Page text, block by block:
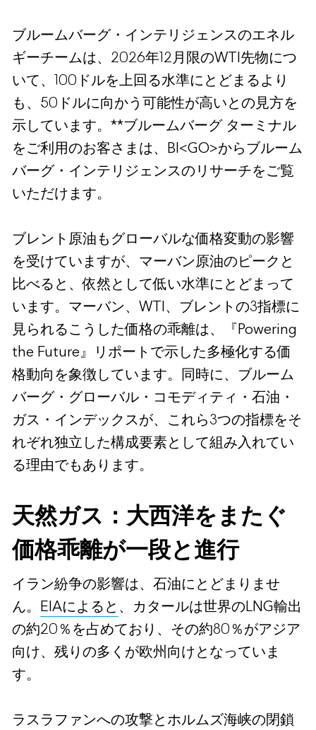
ブルームバーグ・インテリジェンスのエネル
ギーチームは、2026年12月限のWTI先物につ
いて、100ドルを上回る水準にとどまるより
も、50ドルに向かう可能性が高いとの見方を
示しています。**ブルームバーグ ターミナル
をご利用のお客さまは、BI<GO>からブルーム
バーグ・インテリジェンスのリサーチをご覧
いただけます。
ブレント原油もグローバルな価格変動の影響
を受けていますが、マーバン原油のピークと
比べると、依然として低い水準にとどまって
います。マーバン、WTI、ブレントの3指標に
見られるこうした価格の乖離は、『Powering
the Future』リポートで示した多極化する価
格動向を象徴しています。同時に、ブルーム
バーグ・グローバル・コモディティ・石油・
ガス・インデックスが、これら3つの指標をそ
れぞれ独立した構成要素として組み入れてい
る理由でもあります。
天然ガス：大西洋をまたぐ
価格乖離が一段と進行
イラン紛争の影響は、石油にとどまりませ
ん。 EIAによると 、カタールは世界のLNG輸出
の約20％を占めており、その約80％がアジア
向け、残りの多くが欧州向けとなっていま
す。
ラスラファンへの攻撃とホルムズ海峡の閉鎖